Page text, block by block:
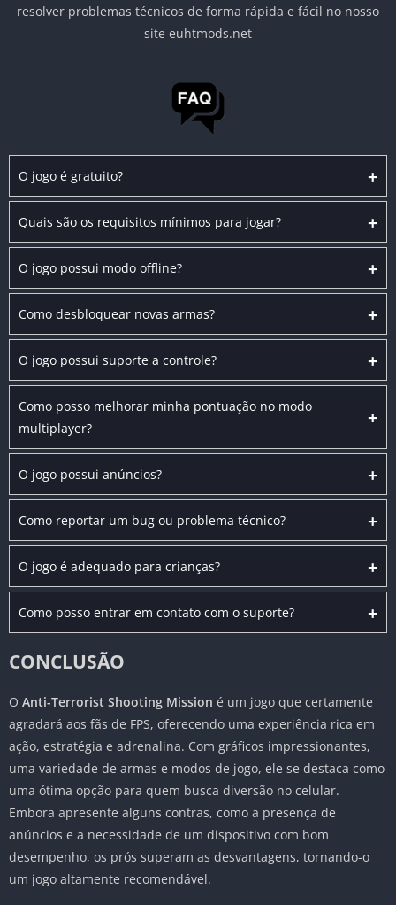
resolver problemas técnicos de forma rápida e fácil no nosso
site euhtmods.net
+
O jogo é gratuito?
+
Quais são os requisitos mínimos para jogar?
+
O jogo possui modo offline?
+
Como desbloquear novas armas?
+
O jogo possui suporte a controle?
+
Como posso melhorar minha pontuação no modo
multiplayer?
+
O jogo possui anúncios?
+
Como reportar um bug ou problema técnico?
+
O jogo é adequado para crianças?
+
Como posso entrar em contato com o suporte?
CONCLUSÃO
O Anti-Terrorist Shooting Mission é um jogo que certamente
agradará aos fãs de FPS, oferecendo uma experiência rica em
ação, estratégia e adrenalina. Com gráficos impressionantes,
uma variedade de armas e modos de jogo, ele se destaca como
uma ótima opção para quem busca diversão no celular.
Embora apresente alguns contras, como a presença de
anúncios e a necessidade de um dispositivo com bom
desempenho, os prós superam as desvantagens, tornando-o
um jogo altamente recomendável.